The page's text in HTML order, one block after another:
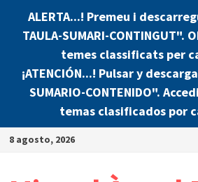
ALERTA...! Premeu i
TAULA-SUMARI-
temes classificats per
¡ATENCIÓN...! Pulsar y
SUMARIO-CONTENIDO".
temas clasificados por
Saltar
8 agosto, 2026